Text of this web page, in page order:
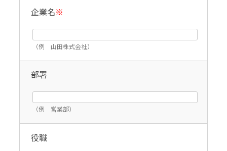
企業名※
（例 山田株式会社）
部署
（例 営業部）
役職